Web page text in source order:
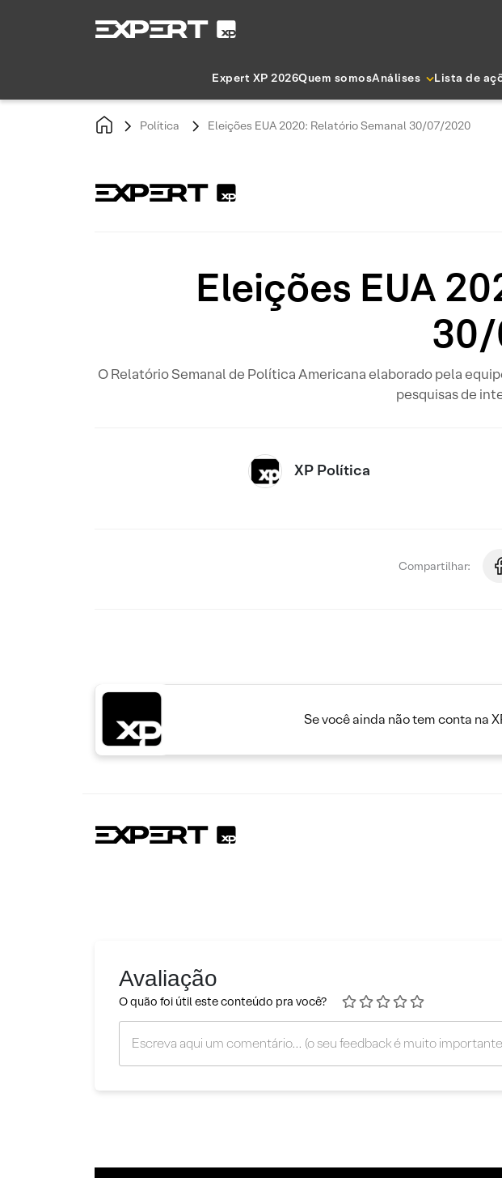
Expert XP 2026Quem somosAnálises Lista de
Política Eleições EUA 2020: Relatório Semanal 30/07/2020
Eleições EUA
O Relatório Semanal de Política Americana elaborado pela
pesquisas de
XP Política
Compartilhar:
Se você ainda não tem conta na
Avaliação
O quão foi útil este conteúdo pra você?